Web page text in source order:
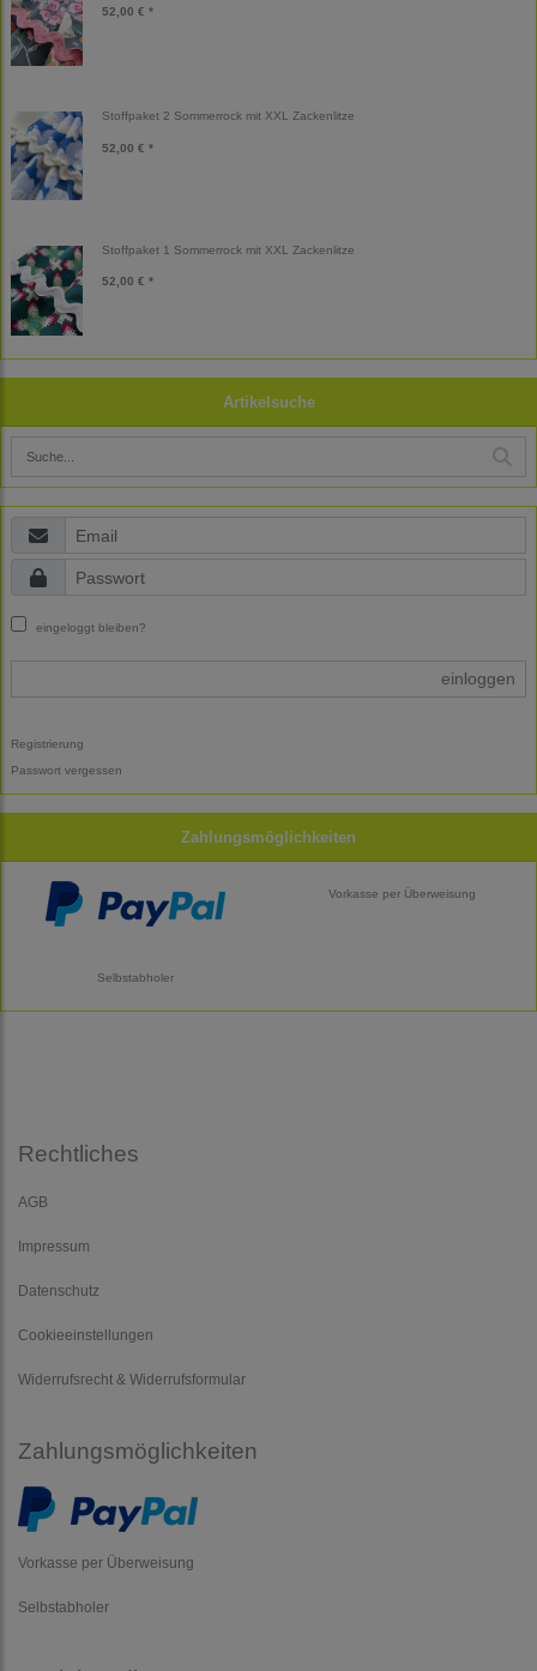
52,00 € *
Stoffpaket 2 Sommerrock mit XXL Zackenlitze
52,00 € *
Stoffpaket 1 Sommerrock mit XXL Zackenlitze
52,00 € *
Artikelsuche
eingeloggt bleiben?
einloggen
Registrierung
Passwort vergessen
Zahlungsmöglichkeiten
Vorkasse per Überweisung
Selbstabholer
Rechtliches
AGB
Impressum
Datenschutz
Cookieeinstellungen
Widerrufsrecht & Widerrufsformular
Zahlungsmöglichkeiten
Vorkasse per Überweisung
Selbstabholer